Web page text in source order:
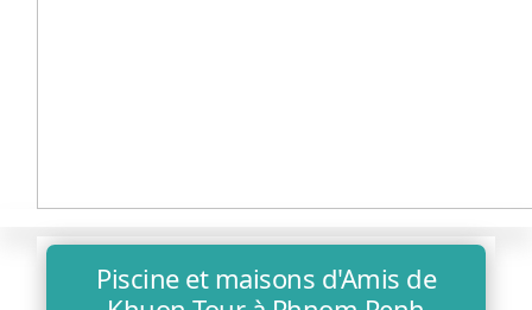
Piscine et maisons d'Amis de